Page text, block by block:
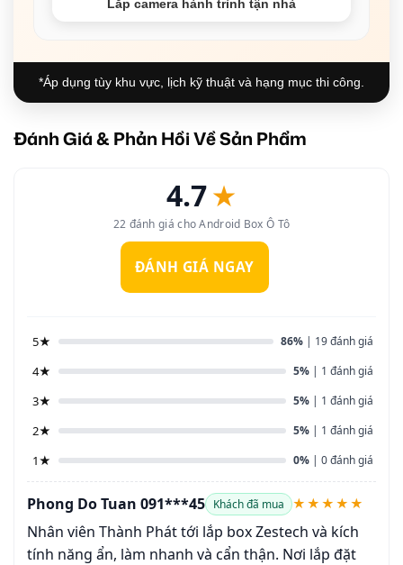
Lắp camera hành trình tận nhà
*Áp dụng tùy khu vực, lịch kỹ thuật và hạng mục thi công.
Đánh Giá & Phản Hồi Về Sản Phẩm
4.7★
22 đánh giá cho Android Box Ô Tô
ĐÁNH GIÁ NGAY
5★ 86% | 19 đánh giá
4★ 5% | 1 đánh giá
3★ 5% | 1 đánh giá
2★ 5% | 1 đánh giá
1★ 0% | 0 đánh giá
Phong Do Tuan 091***45 Khách đã mua ★★★★★
Nhân viên Thành Phát tới lắp box Zestech và kích
tính năng ẩn, làm nhanh và cẩn thận. Nơi lắp đặt